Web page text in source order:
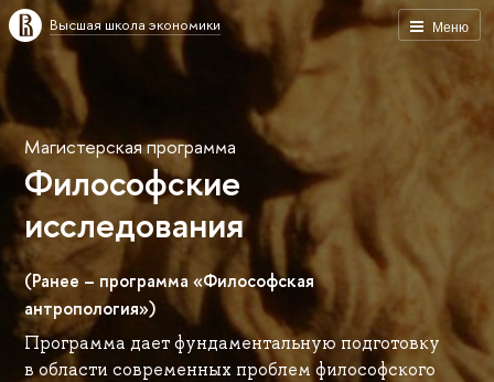
Меню
Высшая школа экономики
Магистерская программа
Философские
исследования
(Ранее – программа «Философская
антропология»)
Программа дает фундаментальную подготовку
в области современных проблем философского